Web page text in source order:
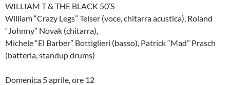
WILLIAM T & THE BLACK 50’S
William “Crazy Legs” Telser (voce, chitarra acustica), Roland
“Johnny” Novak (chitarra),
Michele “El Barber” Bottiglieri (basso), Patrick “Mad” Prasch
(batteria, standup drums)
Domenica 5 aprile, ore 12